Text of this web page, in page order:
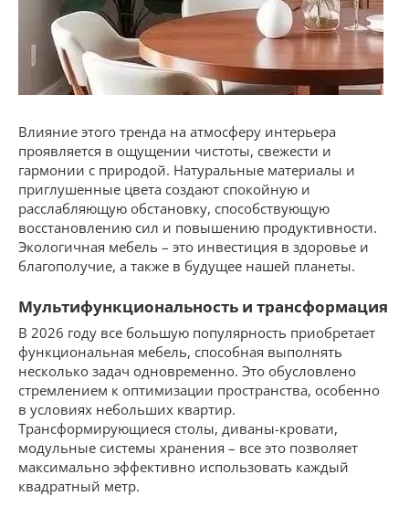
Влияние этого тренда на атмосферу интерьера
проявляется в ощущении чистоты, свежести и
гармонии с природой. Натуральные материалы и
приглушенные цвета создают спокойную и
расслабляющую обстановку, способствующую
восстановлению сил и повышению продуктивности.
Экологичная мебель – это инвестиция в здоровье и
благополучие, а также в будущее нашей планеты.
Мультифункциональность и трансформация
В 2026 году все большую популярность приобретает
функциональная мебель, способная выполнять
несколько задач одновременно. Это обусловлено
стремлением к оптимизации пространства, особенно
в условиях небольших квартир.
Трансформирующиеся столы, диваны-кровати,
модульные системы хранения – все это позволяет
максимально эффективно использовать каждый
квадратный метр.